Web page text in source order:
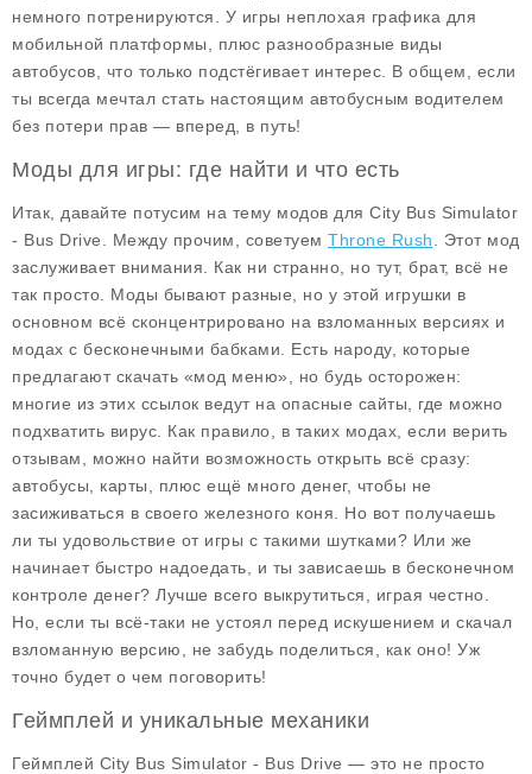
немного потренируются. У игры неплохая графика для
мобильной платформы, плюс разнообразные виды
автобусов, что только подстёгивает интерес. В общем, если
ты всегда мечтал стать настоящим автобусным водителем
без потери прав — вперед, в путь!
Моды для игры: где найти и что есть
Итак, давайте потусим на тему модов для City Bus Simulator
- Bus Drive. Между прочим, советуем Throne Rush . Этот мод
заслуживает внимания. Как ни странно, но тут, брат, всё не
так просто. Моды бывают разные, но у этой игрушки в
основном всё сконцентрировано на взломанных версиях и
модах с бесконечными бабками. Есть народу, которые
предлагают скачать «мод меню», но будь осторожен:
многие из этих ссылок ведут на опасные сайты, где можно
подхватить вирус. Как правило, в таких модах, если верить
отзывам, можно найти возможность открыть всё сразу:
автобусы, карты, плюс ещё много денег, чтобы не
засиживаться в своего железного коня. Но вот получаешь
ли ты удовольствие от игры с такими шутками? Или же
начинает быстро надоедать, и ты зависаешь в бесконечном
контроле денег? Лучше всего выкрутиться, играя честно.
Но, если ты всё-таки не устоял перед искушением и скачал
взломанную версию, не забудь поделиться, как оно! Уж
точно будет о чем поговорить!
Геймплей и уникальные механики
Геймплей City Bus Simulator - Bus Drive — это не просто